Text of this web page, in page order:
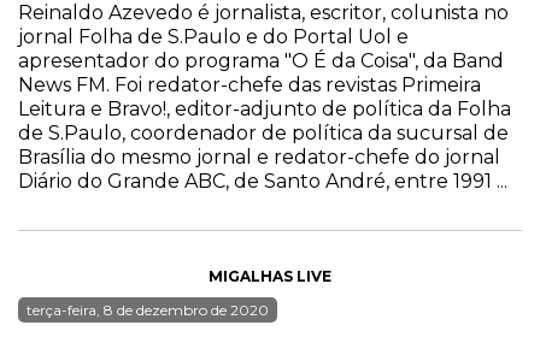
Reinaldo Azevedo é jornalista, escritor, colunista no
jornal Folha de S.Paulo e do Portal Uol e
apresentador do programa "O É da Coisa", da Band
News FM. Foi redator-chefe das revistas Primeira
Leitura e Bravo!, editor-adjunto de política da Folha
de S.Paulo, coordenador de política da sucursal de
Brasília do mesmo jornal e redator-chefe do jornal
Diário do Grande ABC, de Santo André, entre 1991 ...
MIGALHAS LIVE
terça-feira, 8 de dezembro de 2020